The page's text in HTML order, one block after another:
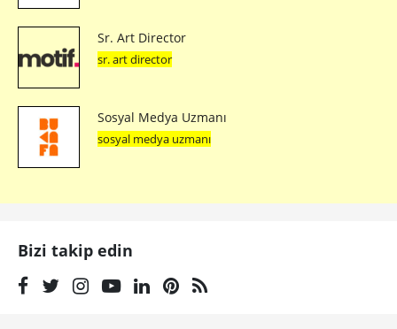
Sr. Art Director
sr. art director
Sosyal Medya Uzmanı
sosyal medya uzmanı
Bizi takip edin